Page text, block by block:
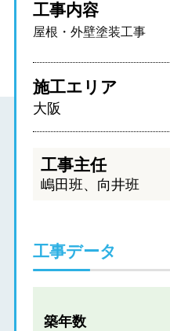
工事内容
屋根・外壁塗装工事
施工エリア
大阪
工事主任
嶋田班、向井班
工事データ
築年数